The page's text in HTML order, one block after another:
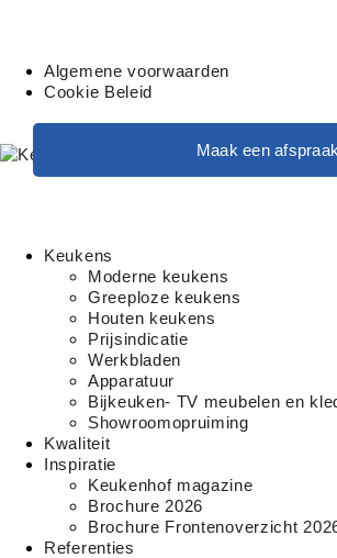
Algemene voorwaarden
Cookie Beleid
Maak een afspraak
Keukens
Moderne keukens
Greeploze keukens
Houten keukens
Prijsindicatie
Werkbladen
Apparatuur
Bijkeuken- TV meubelen en
Showroomopruiming
Kwaliteit
Inspiratie
Keukenhof magazine
Brochure 2026
Brochure Frontenoverzicht
Referenties